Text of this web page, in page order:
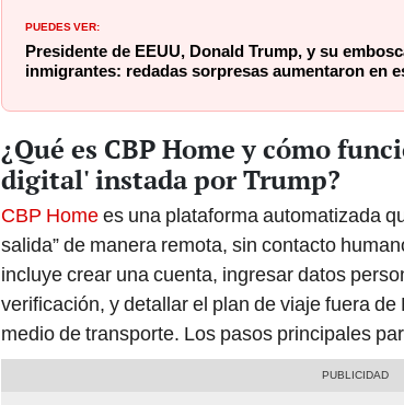
PUEDES VER:
Presidente de EEUU, Donald Trump, y su
inmigrantes: redadas sorpresas aumentaron en
¿Qué es CBP Home y cómo
digital' instada por Trump?
CBP Homees una plataforma automatizada
salida” de manera remota, sin contacto
incluye crear una cuenta, ingresar datos
verificación, y detallar el plan de viaje fuera
medio de transporte. Los pasos principales